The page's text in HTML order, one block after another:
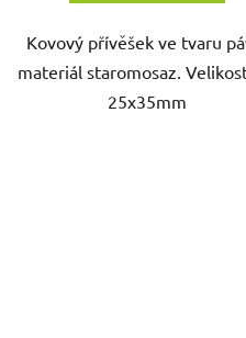
Kovový přívěšek ve tvaru
materiál staromosaz.
25x35mm